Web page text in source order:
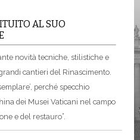
AL SUO
novità tecniche, stilistiche e
cantieri del Rinascimento.
perché specchio
dei Musei Vaticani nel campo
e del restauro”.